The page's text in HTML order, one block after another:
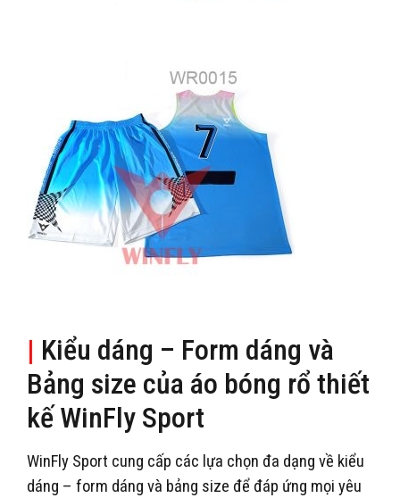
| Kiểu dáng – Form dáng và
Bảng size của áo bóng rổ thiết
kế WinFly Sport
WinFly Sport cung cấp các lựa chọn đa dạng về kiểu
dáng – form dáng và bảng size để đáp ứng mọi yêu